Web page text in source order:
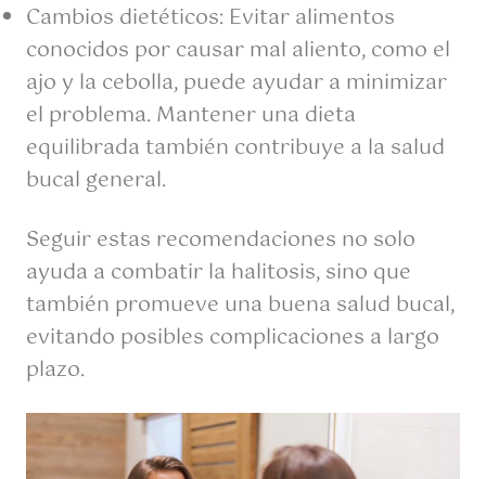
Cambios dietéticos: Evitar alimentos
conocidos por causar mal aliento, como el
ajo y la cebolla, puede ayudar a minimizar
el problema. Mantener una dieta
equilibrada también contribuye a la salud
bucal general.
Seguir estas recomendaciones no solo
ayuda a combatir la halitosis, sino que
también promueve una buena salud bucal,
evitando posibles complicaciones a largo
plazo.